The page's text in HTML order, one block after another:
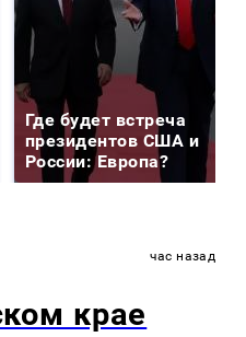
Где будет встреча
президентов США и
России: Европа?
час назад
крае